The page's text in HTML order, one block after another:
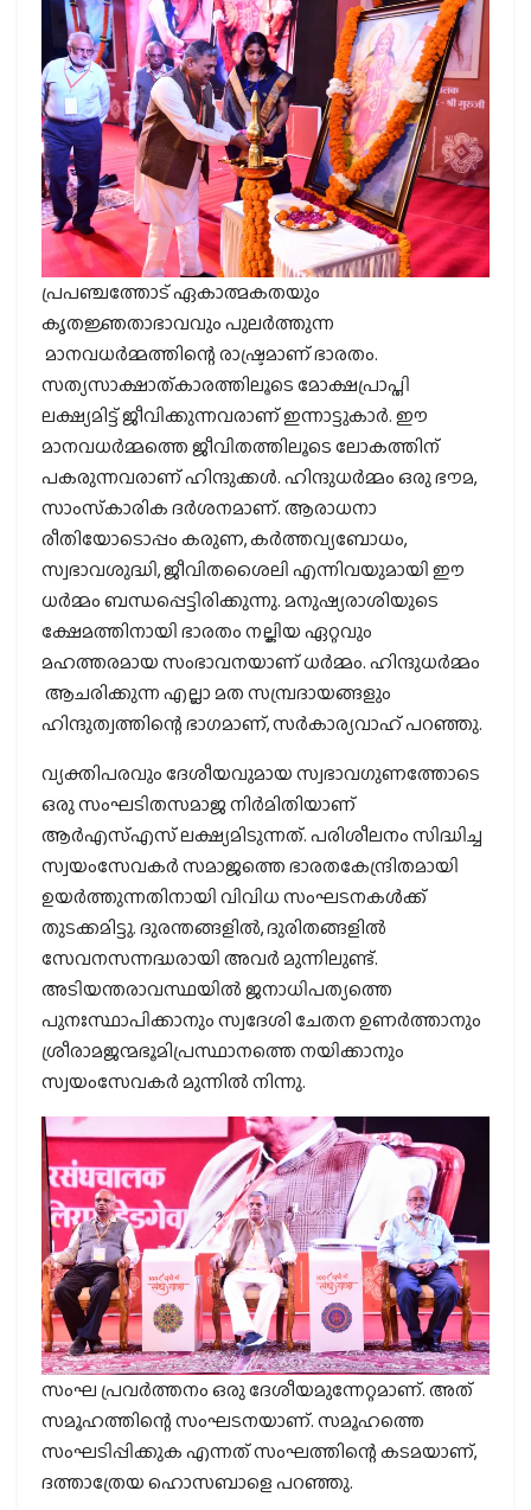
പ്രപഞ്ചത്തോട് ഏകാത്മകതയും
കൃതജ്ഞതാഭാവവും പുലര്‍ത്തുന്ന
മാനവധര്‍മ്മത്തിന്റെ രാഷ്ട്രമാണ് ഭാരതം.
സത്യസാക്ഷാത്കാരത്തിലൂടെ മോക്ഷപ്രാപ്തി
ലക്ഷ്യമിട്ട് ജീവിക്കുന്നവരാണ് ഇന്നാട്ടുകാര്‍. ഈ
മാനവധര്‍മ്മത്തെ ജീവിതത്തിലൂടെ ലോകത്തിന്
പകരുന്നവരാണ് ഹിന്ദുക്കള്‍. ഹിന്ദുധര്‍മ്മം ഒരു ഭൗമ,
സാംസ്‌കാരിക ദര്‍ശനമാണ്. ആരാധനാ
രീതിയോടൊപ്പം കരുണ, കര്‍ത്തവ്യബോധം,
സ്വഭാവശുദ്ധി, ജീവിതശൈലി എന്നിവയുമായി ഈ
ധര്‍മ്മം ബന്ധപ്പെട്ടിരിക്കുന്നു. മനുഷ്യരാശിയുടെ
ക്ഷേമത്തിനായി ഭാരതം നല്കിയ ഏറ്റവും
മഹത്തരമായ സംഭാവനയാണ് ധര്‍മ്മം. ഹിന്ദുധര്‍മ്മം
ആചരിക്കുന്ന എല്ലാ മത സമ്പ്രദായങ്ങളും
ഹിന്ദുത്വത്തിന്റെ ഭാഗമാണ്, സര്‍കാര്യവാഹ് പറഞ്ഞു.
വ്യക്തിപരവും ദേശീയവുമായ സ്വഭാവഗുണത്തോടെ
ഒരു സംഘടിതസമാജ നിര്‍മിതിയാണ്
ആര്‍എസ്എസ് ലക്ഷ്യമിടുന്നത്. പരിശീലനം സിദ്ധിച്ച
സ്വയംസേവകര്‍ സമാജത്തെ ഭാരതകേന്ദ്രിതമായി
ഉയര്‍ത്തുന്നതിനായി വിവിധ സംഘടനകള്‍ക്ക്
തുടക്കമിട്ടു. ദുരന്തങ്ങളില്‍, ദുരിതങ്ങളില്‍
സേവനസന്നദ്ധരായി അവര്‍ മുന്നിലുണ്ട്.
അടിയന്തരാവസ്ഥയില്‍ ജനാധിപത്യത്തെ
പുനഃസ്ഥാപിക്കാനും സ്വദേശി ചേതന ഉണര്‍ത്താനും
ശ്രീരാമജന്മഭൂമിപ്രസ്ഥാനത്തെ നയിക്കാനും
സ്വയംസേവകര്‍ മുന്നില്‍ നിന്നു.
സംഘ പ്രവര്‍ത്തനം ഒരു ദേശീയമുന്നേറ്റമാണ്. അത്
സമൂഹത്തിന്റെ സംഘടനയാണ്. സമൂഹത്തെ
സംഘടിപ്പിക്കുക എന്നത് സംഘത്തിന്റെ കടമയാണ്,
ദത്താത്രേയ ഹൊസബാളെ പറഞ്ഞു.